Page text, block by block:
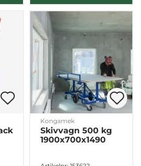
Kongamek
Skivvagn 500 kg
1900x700x1490